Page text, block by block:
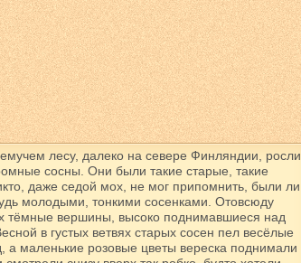
лесу, далеко на севере Финляндии, росли
сосны. Они были такие старые, такие
даже седой мох, не мог припомнить, были ли
молодыми, тонкими сосенками. Отовсюду
тёмные вершины, высоко поднимавшиеся над
в густых ветвях старых сосен пел весёлые
а маленькие розовые цветы вереска поднимали